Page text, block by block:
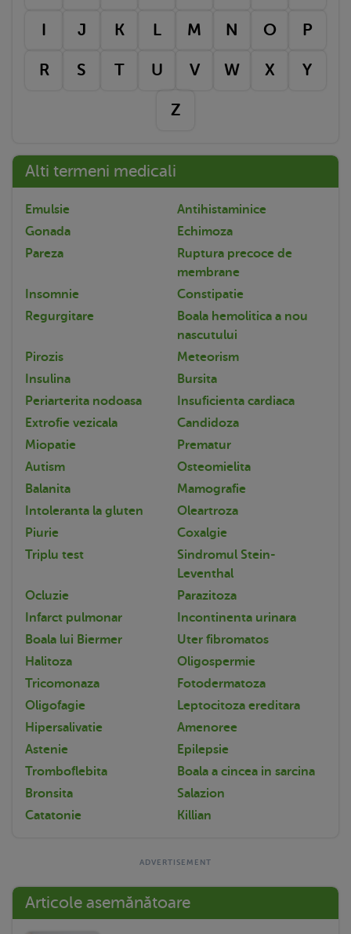
I J K L M N O P
R S T U V W X Y
Z
Alti termeni medicali
Emulsie
Antihistaminice
Gonada
Echimoza
Pareza
Ruptura precoce de
membrane
Insomnie
Constipatie
Regurgitare
Boala hemolitica a nou
nascutului
Pirozis
Meteorism
Insulina
Bursita
Periarterita nodoasa
Insuficienta cardiaca
Extrofie vezicala
Candidoza
Miopatie
Prematur
Autism
Osteomielita
Balanita
Mamografie
Intoleranta la gluten
Oleartroza
Piurie
Coxalgie
Triplu test
Sindromul Stein-
Leventhal
Ocluzie
Parazitoza
Infarct pulmonar
Incontinenta urinara
Boala lui Biermer
Uter fibromatos
Halitoza
Oligospermie
Tricomonaza
Fotodermatoza
Oligofagie
Leptocitoza ereditara
Hipersalivatie
Amenoree
Astenie
Epilepsie
Tromboflebita
Boala a cincea in sarcina
Bronsita
Salazion
Catatonie
Killian
Articole asemănătoare